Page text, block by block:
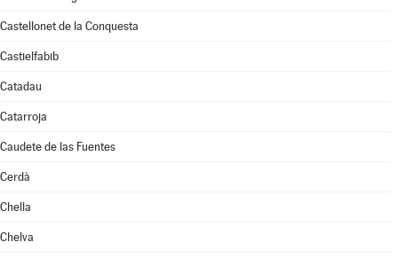
Castellonet de la Conquesta
Castielfabib
Catadau
Catarroja
Caudete de las Fuentes
Cerdà
Chella
Chelva